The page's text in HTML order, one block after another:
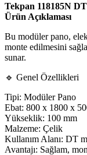
Tekpan 118185N
Ürün Açıklaması
Bu modüler pano,
monte edilmesini
sunar.
🔹 Genel Özellikleri
Tipi: Modüler Pano
Ebat: 800 x 1800 x
Yükseklik: 100 mm
Malzeme: Çelik
Kullanım Alanı: DT
Avantajı: Sağlam,